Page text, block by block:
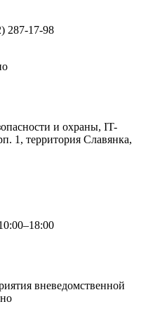
287-17-98
и охраны, IT-
1, территория Славянка,
вневедомственной